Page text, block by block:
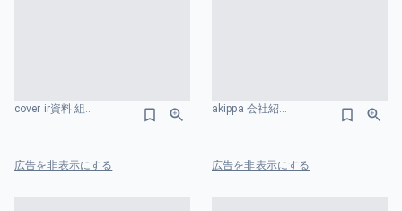
cover ir資料 組織図のスライドデザイン akippa 会社紹介資料 組織図のスライドデザイン
広告を非表示にする 広告を非表示にする